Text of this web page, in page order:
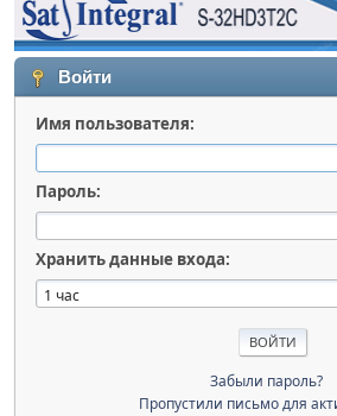
Войти
Имя пользователя:
Пароль:
Хранить данные входа:
Забыли пароль?
Пропустили письмо для